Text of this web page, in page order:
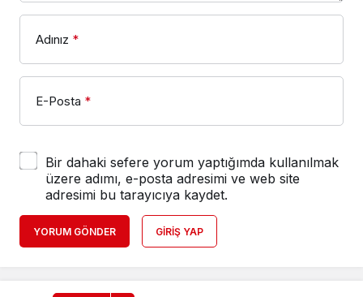
Adınız *
E-Posta *
Bir dahaki sefere yorum yaptığımda kullanılmak
üzere adımı, e-posta adresimi ve web site
adresimi bu tarayıcıya kaydet.
YORUM GÖNDER GIRIŞ YAP